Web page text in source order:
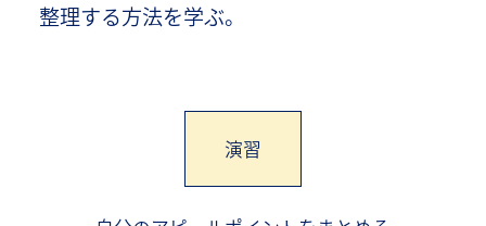
整理する方法を学ぶ。
演習